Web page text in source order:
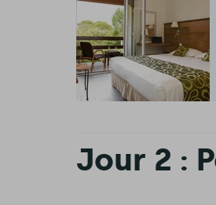
Jour 2 :